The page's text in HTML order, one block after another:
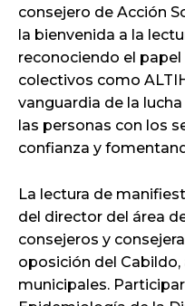
consejero de Acción
la bienvenida a la
reconociendo el
colectivos como
vanguardia de la
las personas con los
confianza y
La lectura de
del director del área
consejeros y
oposición del
municipales.